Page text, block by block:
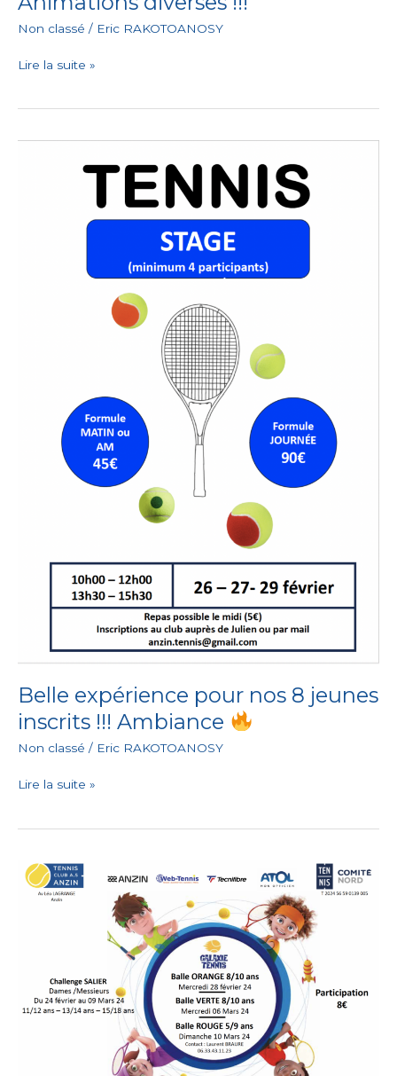
Non classé / Eric RAKOTOANOSY
Lire la suite »
Belle expérience pour nos 8 jeunes
inscrits !!! Ambiance
Non classé / Eric RAKOTOANOSY
expérience
Lire la suite »
Edition
2024
Beaux